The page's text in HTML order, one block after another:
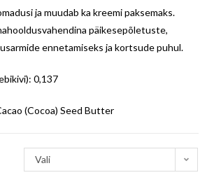
ja muudab ka kreemi paksemaks.
päikesepõletuste,
ennetamiseks ja kortsude puhul.
0,137
(Cocoa) Seed Butter
Vali